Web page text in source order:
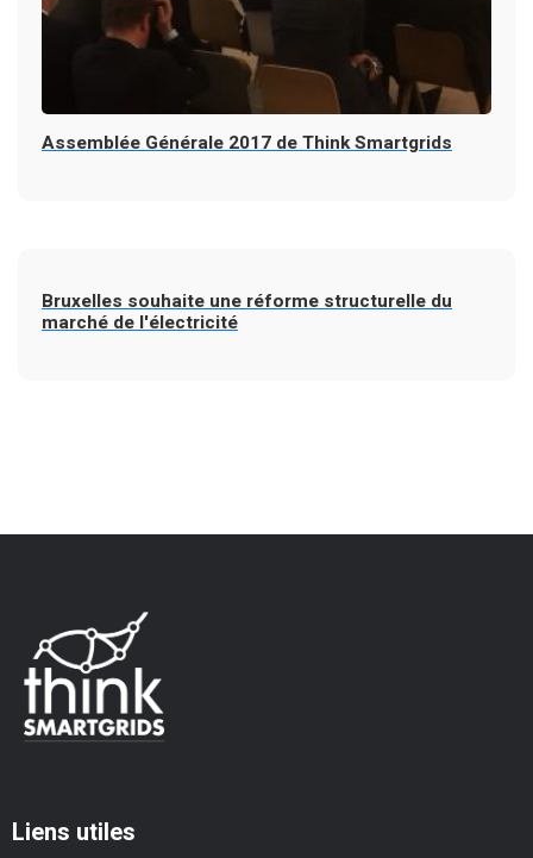
Assemblée Générale 2017 de Think Smartgrids
Bruxelles souhaite une réforme structurelle du
marché de l'électricité
Liens utiles